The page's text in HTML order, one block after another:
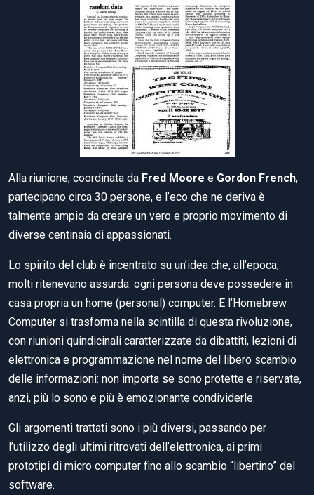
Alla riunione, coordinata da Fred Moore e Gordon French,
partecipano circa 30 persone, e l’eco che ne deriva è
talmente ampio da creare un vero e proprio movimento di
diverse centinaia di appassionati.
Lo spirito del club è incentrato su un’idea che, all’epoca,
molti ritenevano assurda: ogni persona deve possedere in
casa propria un home (personal) computer. E l’Homebrew
Computer si trasforma nella scintilla di questa rivoluzione,
con riunioni quindicinali caratterizzate da dibattiti, lezioni di
elettronica e programmazione nel nome del libero scambio
delle informazioni: non importa se sono protette e riservate,
anzi, più lo sono e più è emozionante condividerle.
Gli argomenti trattati sono i più diversi, passando per
l’utilizzo degli ultimi ritrovati dell’elettronica, ai primi
prototipi di micro computer fino allo scambio “libertino” del
software.